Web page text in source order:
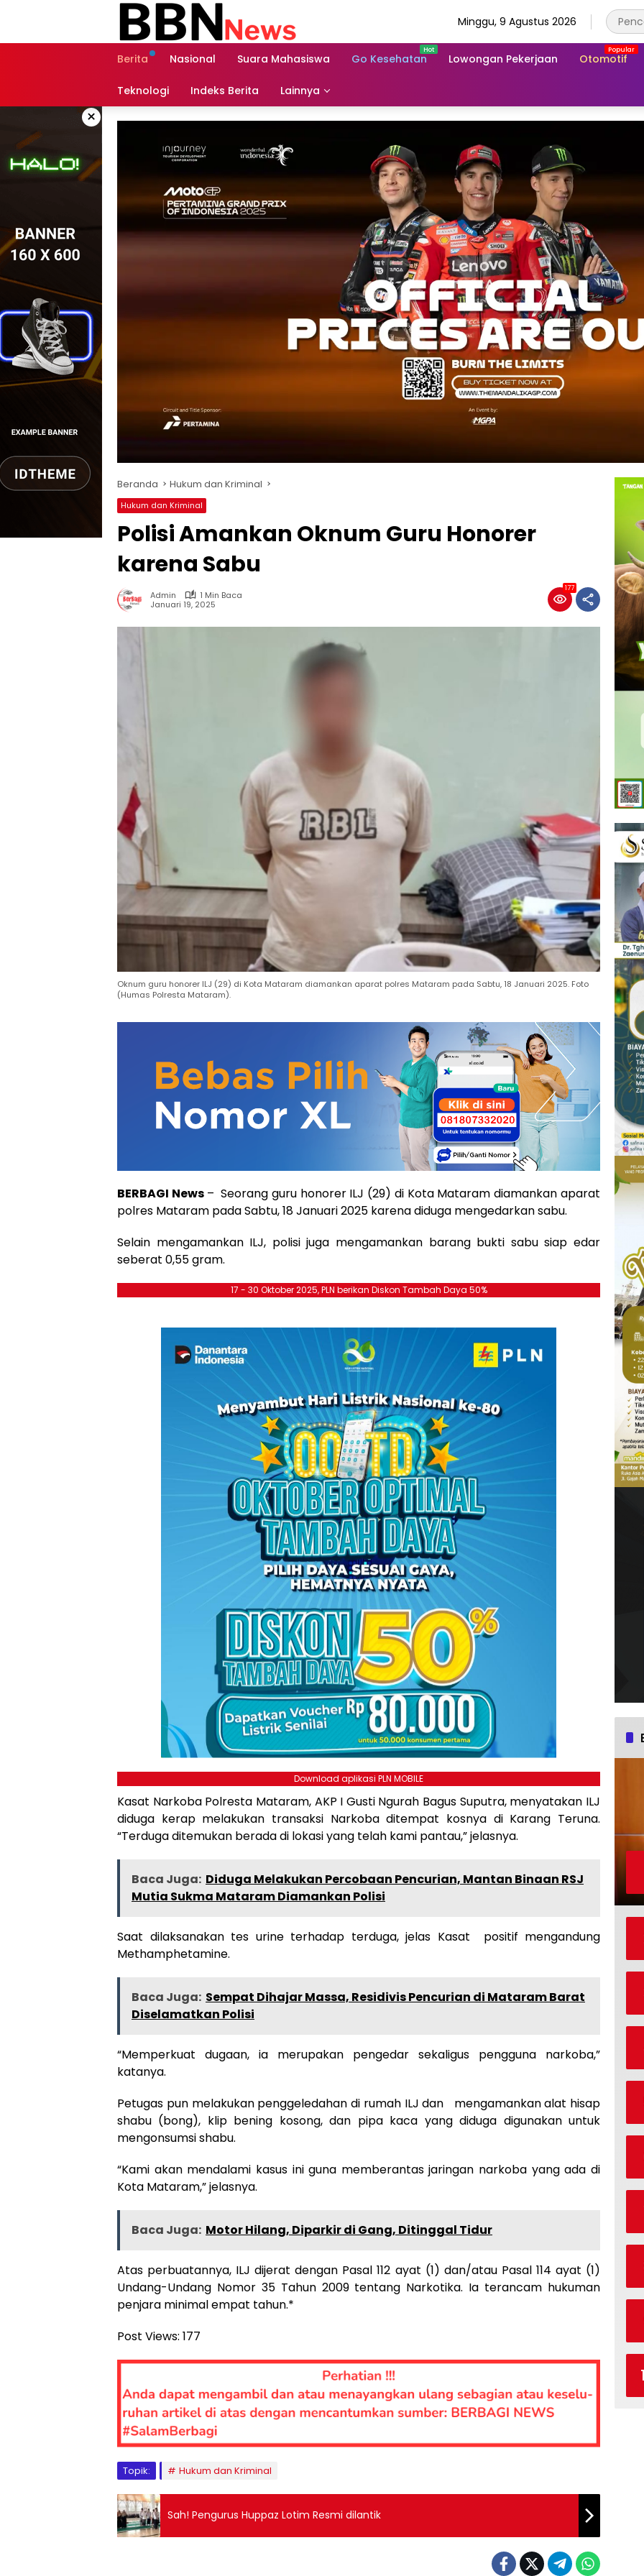
Minggu, 9 Agustus 2026
Berita Nasional Suara Mahasiswa Go Kesehatan Lowongan Pekerjaan Otomotif
Teknologi Indeks Berita Lainnya
×
Beranda Hukum dan Kriminal
Hukum dan Kriminal
Polisi Amankan Oknum Guru Honorer
karena Sabu
Admin
1 Min Baca
Januari 19, 2025
177
Oknum guru honorer ILJ (29) di Kota Mataram diamankan aparat polres Mataram pada Sabtu, 18 Januari 2025. Foto
(Humas Polresta Mataram).
BERBAGI News – Seorang guru honorer ILJ (29) di Kota Mataram diamankan aparat
polres Mataram pada Sabtu, 18 Januari 2025 karena diduga mengedarkan sabu.
Selain mengamankan ILJ, polisi juga mengamankan barang bukti sabu siap edar
seberat 0,55 gram.
17 - 30 Oktober 2025, PLN berikan Diskon Tambah Daya 50%
Download aplikasi PLN MOBILE
Kasat Narkoba Polresta Mataram, AKP I Gusti Ngurah Bagus Suputra, menyatakan ILJ
diduga kerap melakukan transaksi Narkoba ditempat kosnya di Karang Teruna.
“Terduga ditemukan berada di lokasi yang telah kami pantau,” jelasnya.
Baca Juga: Diduga Melakukan Percobaan Pencurian, Mantan Binaan RSJ
Mutia Sukma Mataram Diamankan Polisi
Saat dilaksanakan tes urine terhadap terduga, jelas Kasat positif mengandung
Methamphetamine.
Baca Juga: Sempat Dihajar Massa, Residivis Pencurian di Mataram Barat
Diselamatkan Polisi
“Memperkuat dugaan, ia merupakan pengedar sekaligus pengguna narkoba,”
katanya.
Petugas pun melakukan penggeledahan di rumah ILJ dan mengamankan alat hisap
shabu (bong), klip bening kosong, dan pipa kaca yang diduga digunakan untuk
mengonsumsi shabu.
“Kami akan mendalami kasus ini guna memberantas jaringan narkoba yang ada di
Kota Mataram,” jelasnya.
Baca Juga: Motor Hilang, Diparkir di Gang, Ditinggal Tidur
Atas perbuatannya, ILJ dijerat dengan Pasal 112 ayat (1) dan/atau Pasal 114 ayat (1)
Undang-Undang Nomor 35 Tahun 2009 tentang Narkotika. Ia terancam hukuman
penjara minimal empat tahun.*
Post Views: 177
Topik: Hukum dan Kriminal
Sah! Pengurus Huppaz Lotim Resmi dilantik